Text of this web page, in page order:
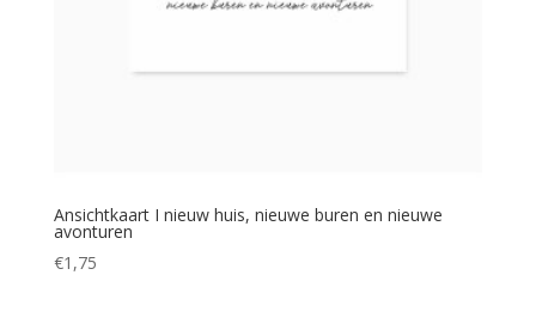
Ansichtkaart I nieuw huis, nieuwe buren en nieuwe
avonturen
€1,75